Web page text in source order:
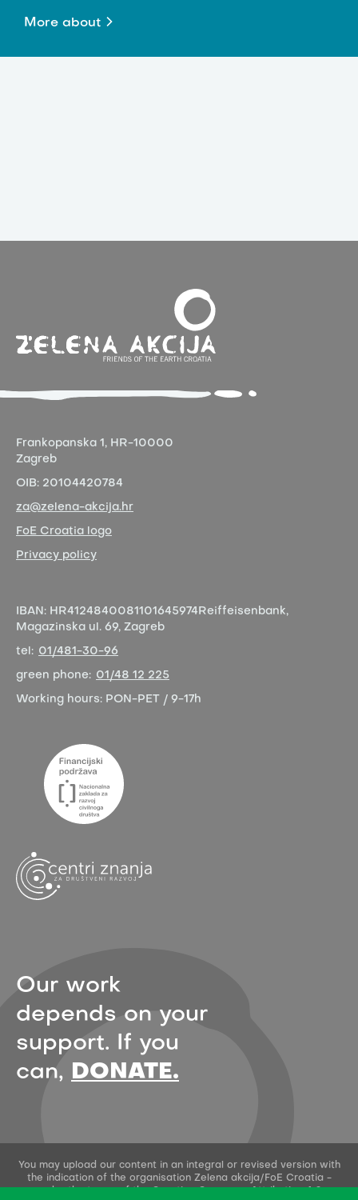
More about
Frankopanska 1, HR-10000
Zagreb
OIB: 20104420784
za@zelena-akcija.hr
FoE Croatia logo
Privacy policy
IBAN: HR4124840081101645974 Reiffeisenbank,
Magazinska ul. 69, Zagreb
tel: 01/481-30-96
green phone: 01/48 12 225
Working hours: PON-PET / 9-17h
Our work
depends on your
support. If you
can,
DONATE.
You may upload our content in an integral or revised version with
the indication of the organisation Zelena akcija/FoE Croatia -